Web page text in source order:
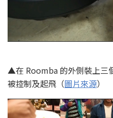
▲在 Roomba 的外側裝上三
被控制及起飛（圖片來源）